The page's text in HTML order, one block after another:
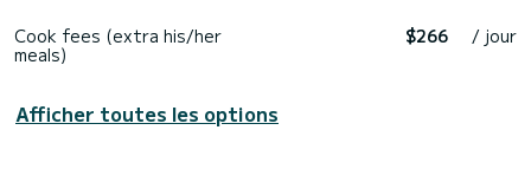
Cook fees (extra his/her
meals)
$266 / jour
Afficher toutes les options